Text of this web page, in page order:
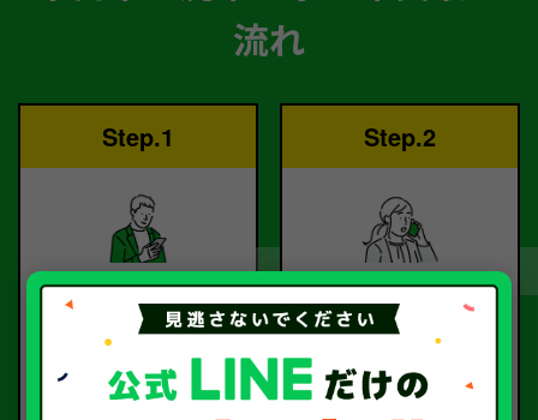
流れ
Step.1
ご依頼
お電話または査定フォー
ムより
ご依頼ください。
Step.2
査定
査定のプロが
お電話で回答いたしま
す。